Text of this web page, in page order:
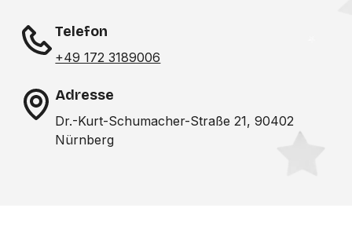
Telefon
+49 172 3189006
Adresse
Dr.-Kurt-Schumacher-Straße 21, 90402
Nürnberg